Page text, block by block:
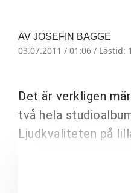
AV JOSEFIN BAGGE
03.07.2011 / 01:06 / Lästid:
Det är verkligen
två hela
Ljudkvaliteten på